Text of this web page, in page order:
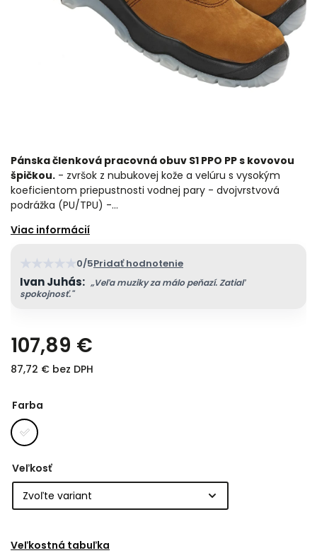
Pánska členková pracovná obuv S1 PPO PP s kovovou
špičkou. - zvršok z nubukovej kože a velúru s vysokým
koeficientom priepustnosti vodnej pary - dvojvrstvová
podrážka (PU/TPU) -…
★ ★ ★ ★ ★0/5Pridať hodnotenie
Ivan Juhás: „Veľa muziky za málo peňazí. Zatiaľ
spokojnosť."
107,89 €
87,72 € bez DPH
Farba
Veľkosť
Veľkostná tabuľka